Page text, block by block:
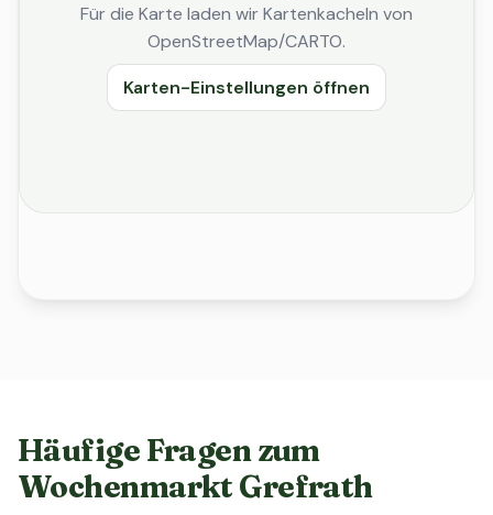
Für die Karte laden wir Kartenkacheln von
OpenStreetMap/CARTO.
Karten-Einstellungen öffnen
Häufige Fragen zum
Wochenmarkt Grefrath